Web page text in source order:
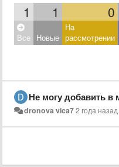
1 1 0
Все Новые
На
рассмотрении
dronova vica72 года назад